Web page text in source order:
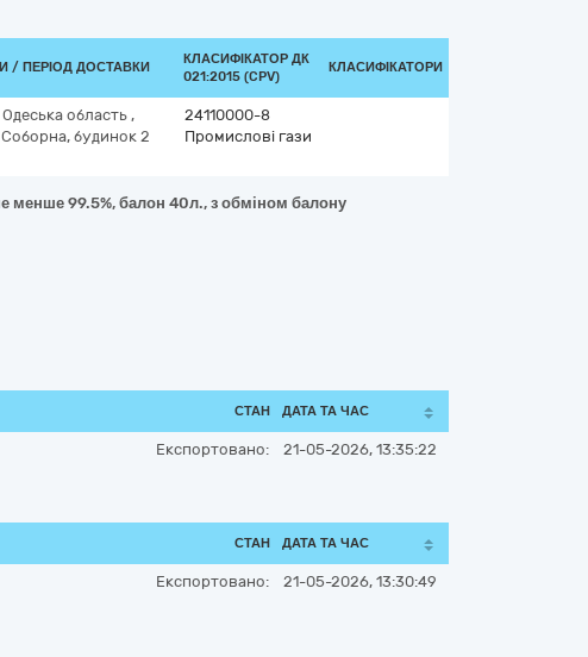
/ ПЕРІОД ДОСТАВКИ
КЛАСИФІКАТОР ДК
021:2015 (CPV)
КЛАСИФІКАТОРИ
Одеська область ,
будинок 2
24110000-8
Промислові гази
менше 99.5%, балон 40л., з обміном балону
СТАН ДАТА ТА ЧАС
Експортовано: 21-05-2026, 13:35:22
СТАН ДАТА ТА ЧАС
Експортовано: 21-05-2026, 13:30:49